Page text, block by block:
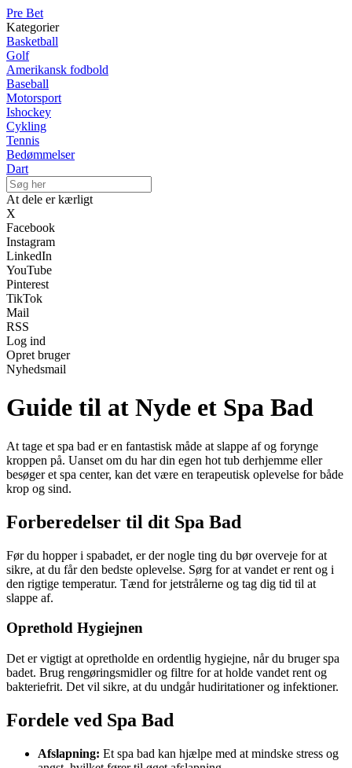
Pre Bet
Kategorier
Basketball
Golf
Amerikansk fodbold
Baseball
Motorsport
Ishockey
Cykling
Tennis
Bedømmelser
Dart
At dele er kærligt
X
Facebook
Instagram
LinkedIn
YouTube
Pinterest
TikTok
Mail
RSS
Log ind
Opret bruger
Nyhedsmail
Guide til at Nyde et Spa Bad
At tage et spa bad er en fantastisk måde at slappe af og forynge
kroppen på. Uanset om du har din egen hot tub derhjemme eller
besøger et spa center, kan det være en terapeutisk oplevelse for både
krop og sind.
Forberedelser til dit Spa Bad
Før du hopper i spabadet, er der nogle ting du bør overveje for at
sikre, at du får den bedste oplevelse. Sørg for at vandet er rent og i
den rigtige temperatur. Tænd for jetstrålerne og tag dig tid til at
slappe af.
Oprethold Hygiejnen
Det er vigtigt at opretholde en ordentlig hygiejne, når du bruger spa
badet. Brug rengøringsmidler og filtre for at holde vandet rent og
bakteriefrit. Det vil sikre, at du undgår hudiritationer og infektioner.
Fordele ved Spa Bad
Afslapning: Et spa bad kan hjælpe med at mindske stress og